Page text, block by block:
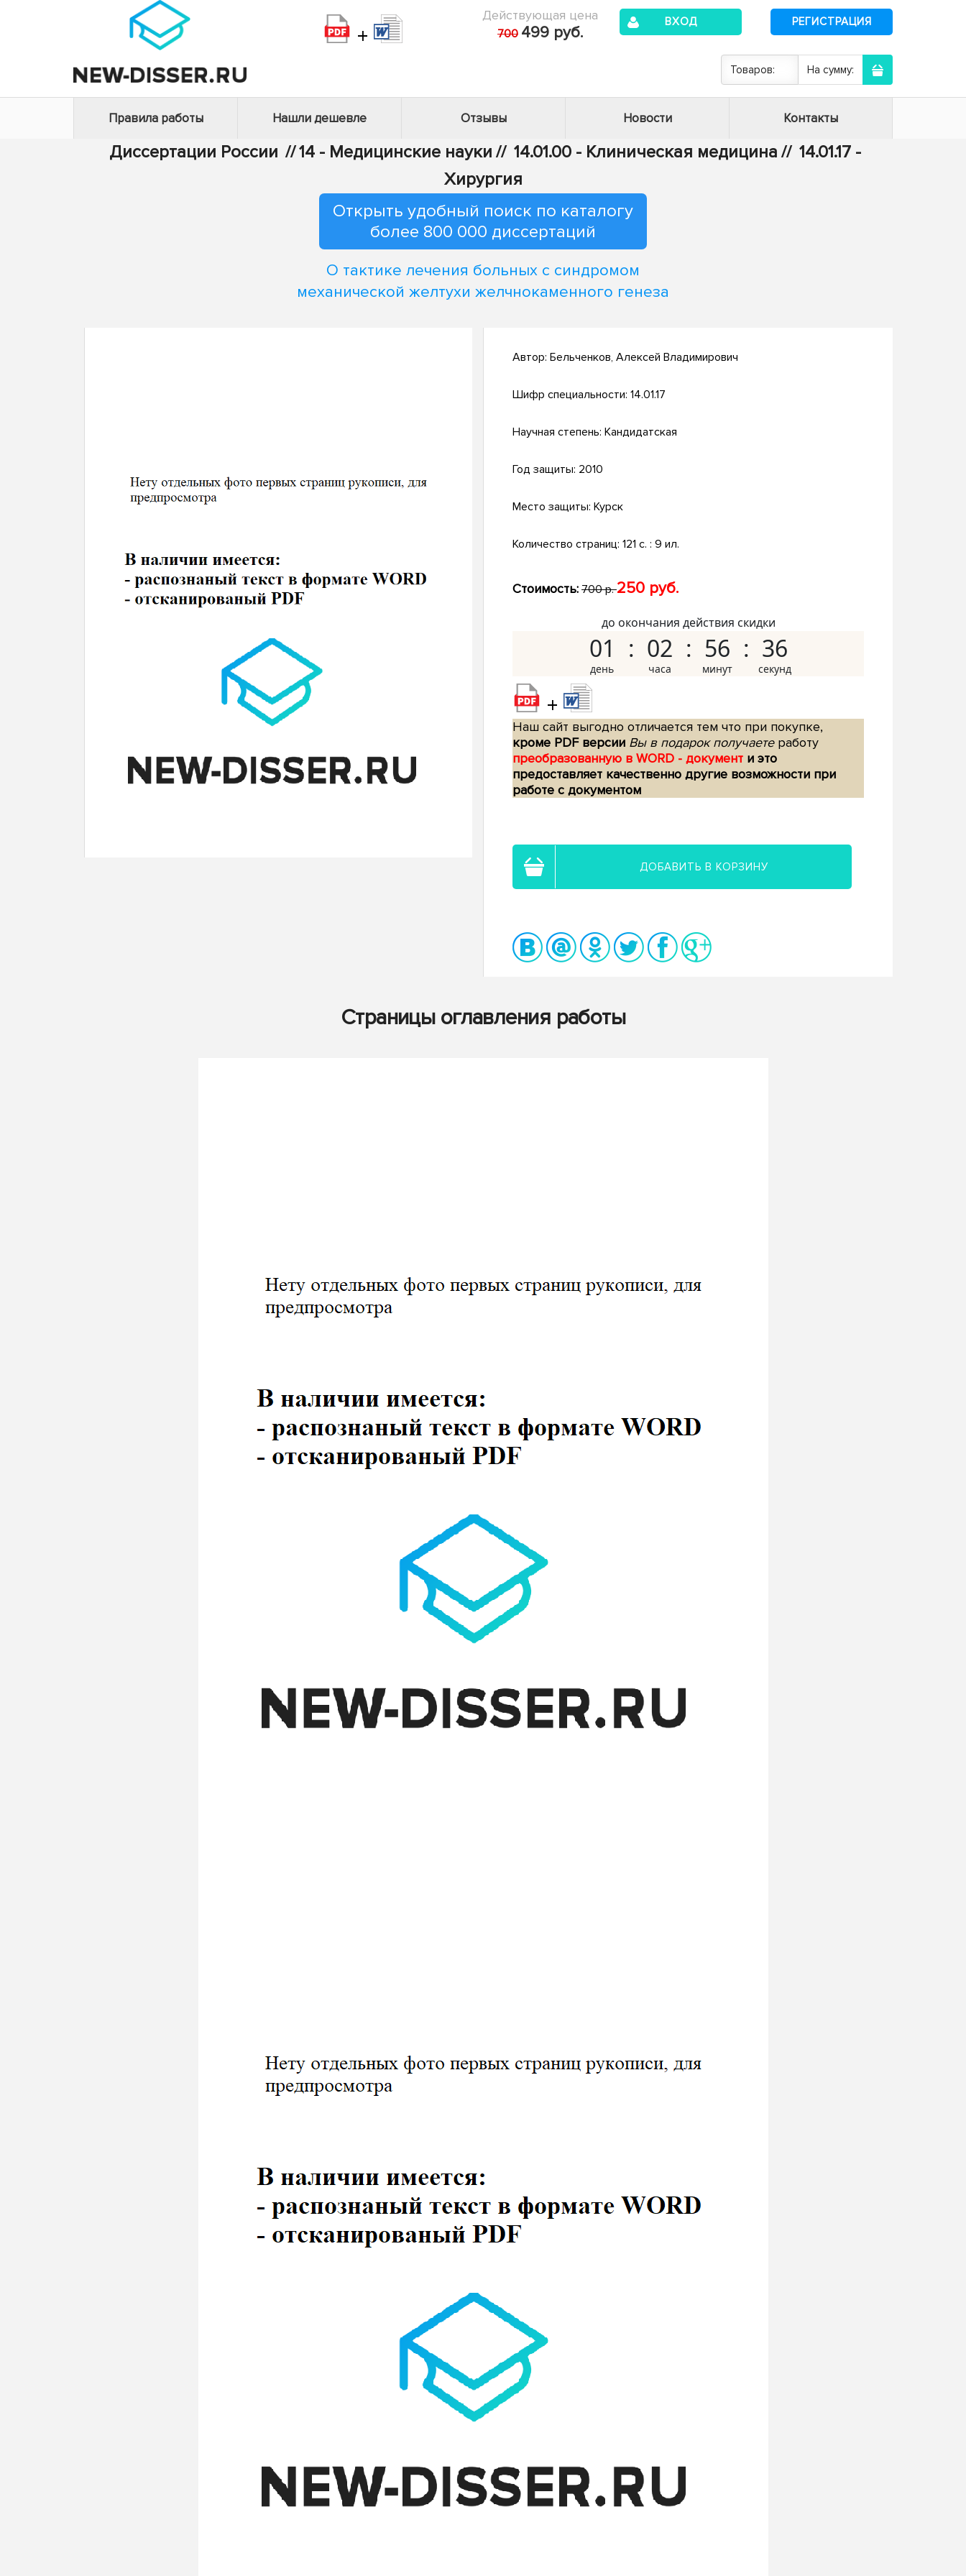
+
Действующая цена
700 499 руб.
ВХОД РЕГИСТРАЦИЯ
Товаров: На сумму:
Правила работы Нашли дешевле Отзывы Новости Контакты
Диссертации России //14 - Медицинские науки // 14.01.00 - Клиническая медицина // 14.01.17 -
Хирургия
Открыть удобный поиск по каталогу
более 800 000 диссертаций
О тактике лечения больных с синдромом
механической желтухи желчнокаменного генеза
Автор: Бельченков, Алексей Владимирович
Шифр специальности: 14.01.17
Научная степень: Кандидатская
Год защиты: 2010
Место защиты: Курск
Количество страниц: 121 с. : 9 ил.
Стоимость: 700 р.250 руб.
до окончания действия скидки
01 02 56 35
+
Наш сайт выгодно отличается тем что при покупке,
кроме PDF версии Вы в подарок получаетеработу
преобразованную в WORD - документ и это
предоставляет качественно другие возможности при
работе с документом
ДОБАВИТЬ В КОРЗИНУ
Страницы оглавления работы